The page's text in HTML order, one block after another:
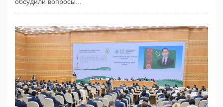
обсудили вопросы...